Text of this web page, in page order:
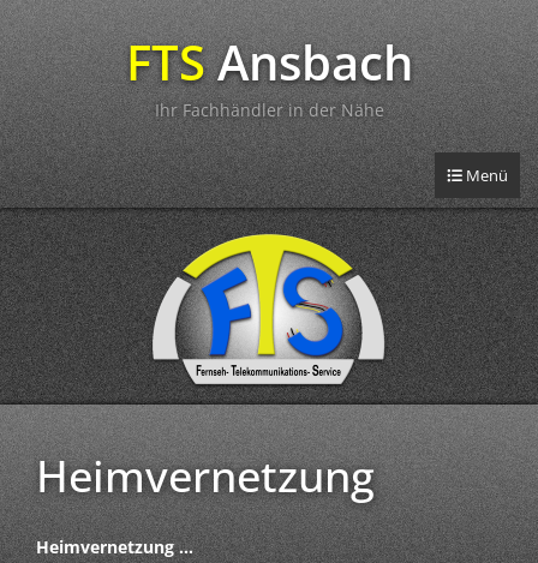
FTSAnsbach
Ihr Fachhändler in der Nähe
Toggle
Menü
Heimvernetzung
Heimvernetzung ...